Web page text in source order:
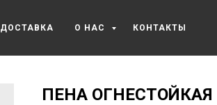
ДОСТАВКА О НАС КОНТАКТЫ
ПЕНА ОГНЕСТОЙКАЯ